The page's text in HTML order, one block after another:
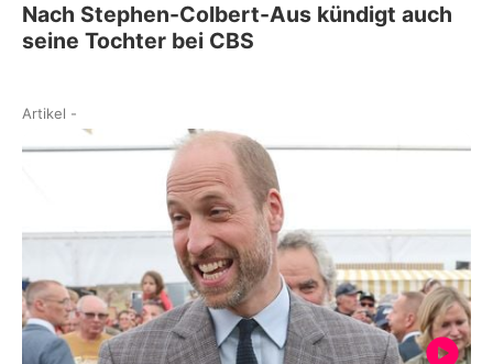
Nach Stephen-Colbert-Aus kündigt auch
seine Tochter bei CBS
Artikel -